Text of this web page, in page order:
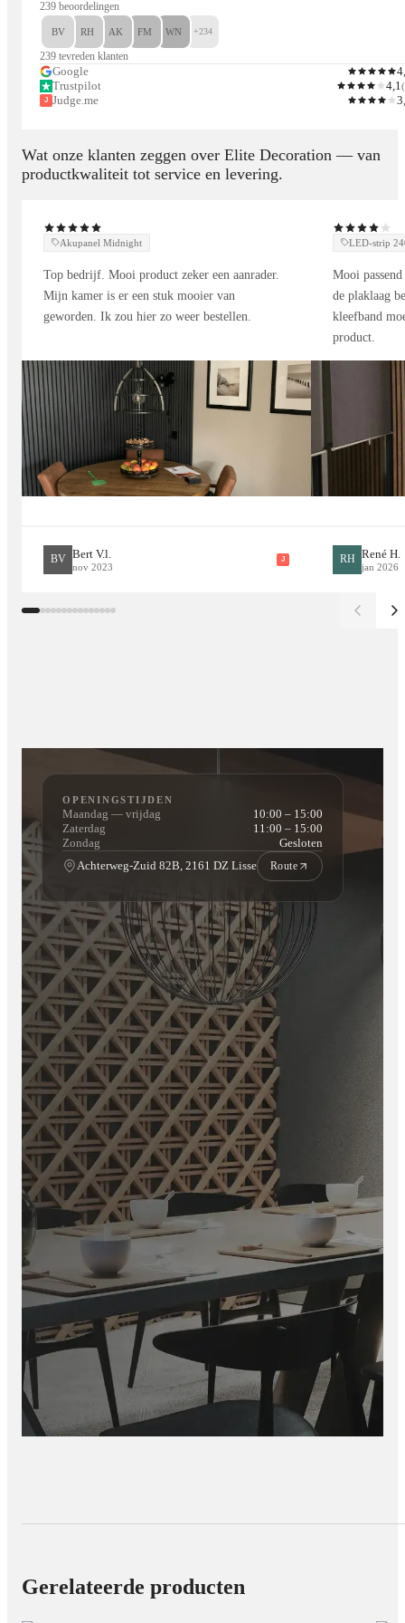
stones kun je aanpassen met keuze uit tien verschillende
kleuren.
helderheid precies kunt afstemmen op het moment van de dag.
Alle functies bedien je eenvoudig met de luxe
Zoals je van Elite Decoration mag verwachten, draait het
allemaal om comfort, kwaliteit en gebruiksgemak.
Geniet in alle rust van de levensechte vlammen, met een
temperatuurinstelling die tot op een halve graad nauwkeurig
werkt. Dankzij het Anti Reflective Shield (ARS) worden
hinderlijke spiegelingen verminderd, zodat het vuur altijd
helder zichtbaar blijft.
Afmetingen: 182 x 44 x 20 cm
Geschikt als inbouw- of wandhaard (onder of naast TV)
Anti Reflective Shield (ARS) tegen spiegeling
Luxe afstandsbediening inbegrepen
2 jaar garantie
Vlam- en lichteffecten:
Smart LED Technology (SLT)
5 vlamkleuren (oranje, blauw, goud, oranje/blauw,
geel/goud)
10 gloeibedkleuren instelbaar
Dimbare binnenverlichting
Inclusief houtset uit één stuk
Geniet van een levensecht vlambeeld dat direct een warme en
luxe uitstraling geeft – zonder rook, geur of as.
✅ Modern & ruimtebesparend design
239 beoordelingen
BV RH AK FM WN +234
239 tevreden klanten
Google
Trustpilot
4,1 (
J Judge.me
Wat onze klanten zeggen over Elite Decoration — van
productkwaliteit tot service en levering.
Akupanel Midnight
Top bedrijf. Mooi product zeker een aanrader.
Mijn kamer is er een stuk mooier van
geworden. Ik zou hier zo weer bestellen.
BV Bert V.l.
nov 2023
J
LED-strip
Mooi
de plaklaag
kleefband
product.
RH René H.
jan 2026
OPENINGSTIJDEN
Maandag — vrijdag
10:00 – 15:00
Zaterdag
11:00 – 15:00
Zondag
Gesloten
Achterweg-Zuid 82B, 2161 DZ Lisse
Route
Gerelateerde producten